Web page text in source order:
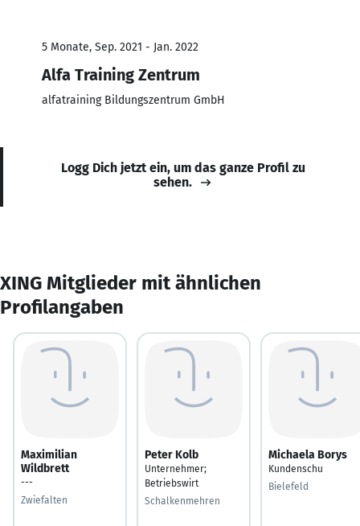
5 Monate, Sep. 2021 - Jan. 2022
Alfa Training Zentrum
alfatraining Bildungszentrum GmbH
Logg Dich jetzt ein, um das ganze Profil zu
sehen.
XING Mitglieder mit ähnlichen
Profilangaben
Maximilian
Wildbrett
---
Zwiefalten
Peter Kolb
Unternehmer;
Betriebswirt
Schalkenmehren
Michaela Borys
Kundenschu
Bielefeld